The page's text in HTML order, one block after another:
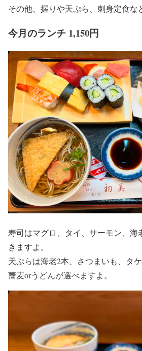
その他、握りや天ぷら、刺身定食な
今月のランチ 1,150円
寿司はマグロ、タイ、サーモン、海
きますよ。
天ぷらは海老2本、さつまいも、タケ
蕎麦orうどんが選べますよ。